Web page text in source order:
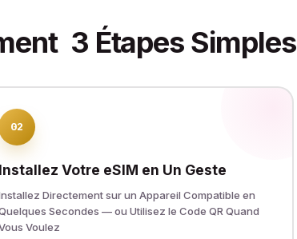
3 Étapes Simples
02
Installez Votre eSIM en Un Geste
Directement sur un Appareil Compatible en
Secondes — ou Utilisez le Code QR Quand
Voulez